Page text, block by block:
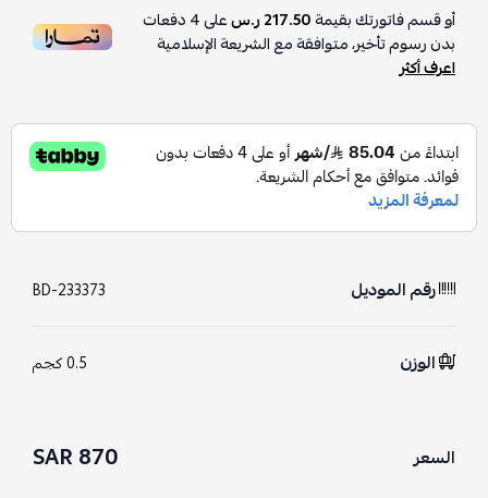
أو قسم فاتورتك بقيمة217.50 ر.س على4دفعات
بدون رسوم تأخير، متوافقة مع الشريعة الإسلامية
اعرف أكثر
رقم الموديل BD-233373
الوزن 0.5 كجم
السعر 870 SAR